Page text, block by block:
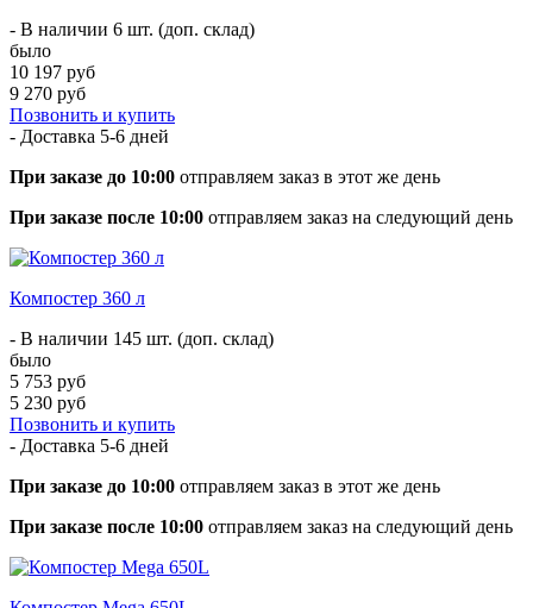
- В наличии 6 шт. (доп. склад)
было
10 197 руб
9 270 руб
Позвонить и купить
- Доставка 5-6 дней
При заказе до 10:00 отправляем заказ в этот же день
При заказе после 10:00 отправляем заказ на следующий день
Компостер 360 л
- В наличии 145 шт. (доп. склад)
было
5 753 руб
5 230 руб
Позвонить и купить
- Доставка 5-6 дней
При заказе до 10:00 отправляем заказ в этот же день
При заказе после 10:00 отправляем заказ на следующий день